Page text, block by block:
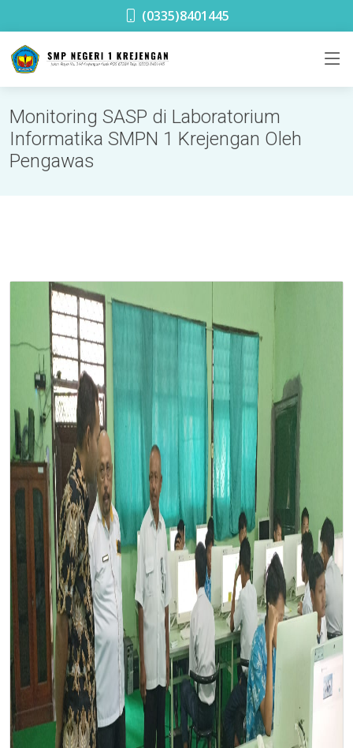
(0335)8401445
Monitoring SASP di Laboratorium
Informatika SMPN 1 Krejengan Oleh
Pengawas